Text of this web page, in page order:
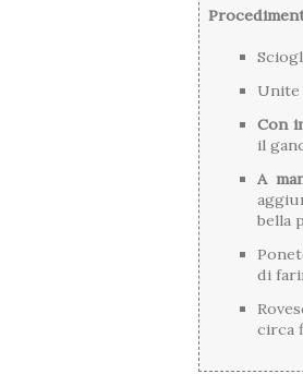
Unite
Con
il
A
bella
di
circa